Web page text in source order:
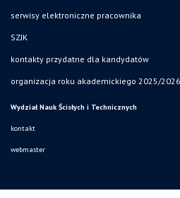
serwisy elektroniczne pracownika
SZJK
kontakty przydatne dla kandydatów
organizacja roku akademickiego 2025/2026
Wydział Nauk Ścisłych i Technicznych
kontakt
webmaster